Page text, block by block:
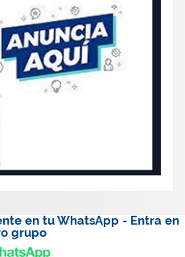
en tu WhatsApp - Entra en
grupo